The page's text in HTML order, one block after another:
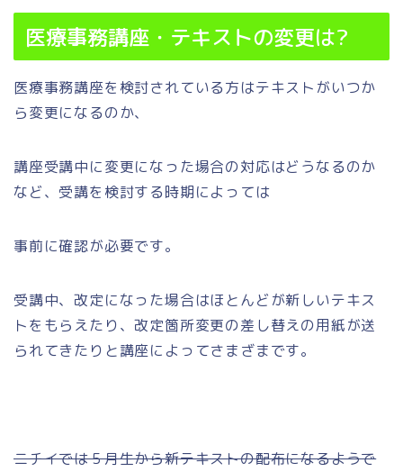
医療事務講座・テキストの変更は?
医療事務講座を検討されている方はテキストがいつか
ら変更になるのか、
講座受講中に変更になった場合の対応はどうなるのか
など、受講を検討する時期によっては
事前に確認が必要です。
受講中、改定になった場合はほとんどが新しいテキス
トをもらえたり、改定箇所変更の差し替えの用紙が送
られてきたりと講座によってさまざまです。
ニチイでは５月生から新テキストの配布になるようで